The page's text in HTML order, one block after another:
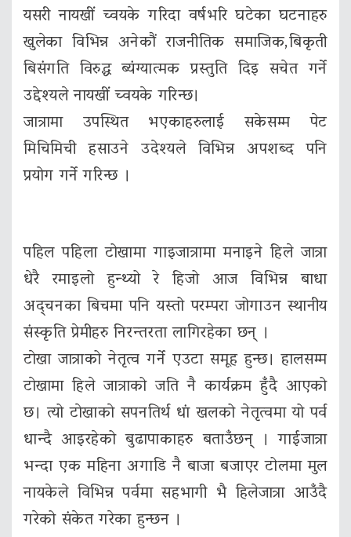
यसरी नायखीं च्वयके गरिदा वर्षभरि घटेका घटनाहरु
खुलेका विभिन्न अनेकौं राजनीतिक समाजिक,बिकृती
बिसंगति विरुद्ध ब्यंग्यात्मक प्रस्तुति दिइ सचेत गर्ने
उद्देश्यले नायखीं च्वयके गरिन्छ।
जात्रामा उपस्थित भएकाहरुलाई सकेसम्म पेट
मिचिमिची हसाउने उदेश्यले विभिन्न अपशब्द पनि
प्रयोग गर्ने गरिन्छ ।
पहिल पहिला टोखामा गाइजात्रामा मनाइने हिले जात्रा
धेरै रमाइलो हुन्थ्यो रे हिजो आज विभिन्न बाधा
अद्चनका बिचमा पनि यस्तो परम्परा जोगाउन स्थानीय
संस्कृति प्रेमीहरु निरन्तरता लागिरहेका छन् ।
टाेखा जात्राको नेतृत्व गर्ने एउटा समूह हुन्छ। हालसम्म
टाेखामा हिले जात्राको जति नै कार्यक्रम हुँदै आएको
छ। त्यो टाेखाकाे सपनतिर्थ धां खलको नेतृत्वमा यो पर्व
धान्दै आइरहेको बुढापाकाहरु बताउँछन् । गाईजात्रा
भन्दा एक महिना अगाडि नै बाजा बजाएर टोलमा मुल
नायकेले विभिन्न पर्वमा सहभागी भै हिलेजात्रा आउँदै
गरेको संकेत गरेका हुन्छन ।